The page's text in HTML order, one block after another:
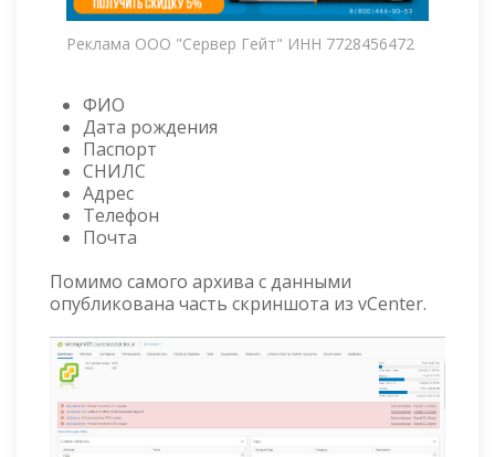
Реклама ООО "Сервер Гейт" ИНН 7728456472
ФИО
Дата рождения
Паспорт
СНИЛС
Адрес
Телефон
Почта
Помимо самого архива с данными
опубликована часть скриншота из vCenter.